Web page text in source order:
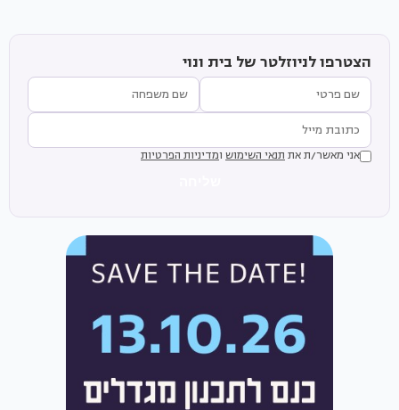
הצטרפו לניוזלטר של בית ונוי
אני מאשר/ת את תנאי השימוש ומדיניות הפרטיות